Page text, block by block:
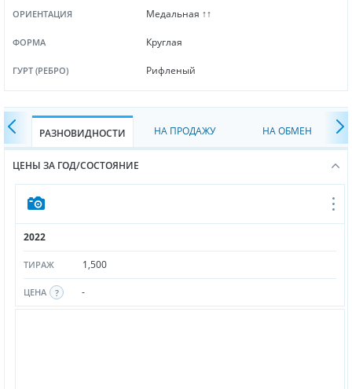
ОРИЕНТАЦИЯ Медальная ↑↑
ФОРМА Круглая
ГУРТ (РЕБРО) Рифленый
РАЗНОВИДНОСТИ НА ПРОДАЖУ НА ОБМЕН
ЦЕНЫ ЗА ГОД/СОСТОЯНИЕ
2022
ТИРАЖ 1,500
ЦЕНА -